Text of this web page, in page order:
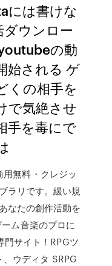
には書けな
ウンロー
の動
始される ゲ
くの相手を
で気絶させ
手を毒にで
無料・クレジッ
ラリです。緩い規
なたの創作活動を
ム音楽のプロに
門サイト！RPGツ
ウディタ SRPG